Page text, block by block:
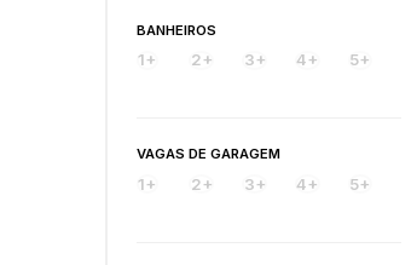
BANHEIROS
1+ 2+ 3+ 4+ 5+
VAGAS DE GARAGEM
1+ 2+ 3+ 4+ 5+